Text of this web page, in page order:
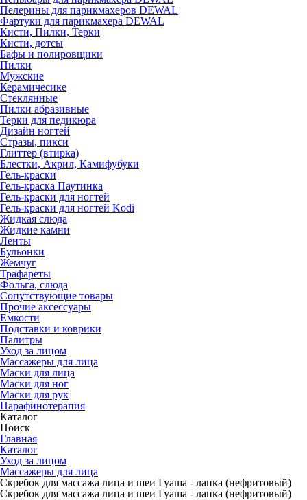
Пелерины для парикмахеров DEWAL
Фартуки для парикмахера DEWAL
Кисти, Пилки, Терки
Кисти, дотсы
Бафы и полировщики
Пилки
Мужские
Керамичесике
Стеклянные
Пилки абразивные
Терки для педикюра
Дизайн ногтей
Стразы, пикси
Глиттер (втирка)
Блестки, Акрил, Камифубуки
Гель-краски
Гель-краска Паутинка
Гель-краски для ногтей
Гель-краски для ногтей Kodi
Жидкая слюда
Жидкие камни
Ленты
Бульонки
Жемчуг
Трафареты
Фольга, слюда
Сопутствующие товары
Прочие аксессуары
Емкости
Подставки и коврики
Палитры
Уход за лицом
Массажеры для лица
Маски для лица
Маски для ног
Маски для рук
Парафино­терапия
Каталог
Поиск
Главная
Каталог
Уход за лицом
Массажеры для лица
Скребок для массажа лица и шеи Гуаша - лапка (нефритовый)
Скребок для массажа лица и шеи Гуаша - лапка (нефритовый)